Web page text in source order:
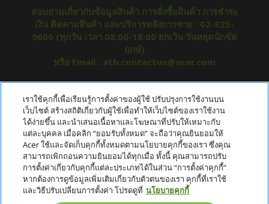
สอบถามเกี่ยวกับข้อมูลสินค้า การสั่งซื้อสินค้า การชำระ
เงิน ติดตามสินค้า และบริการหลังการขาย : 02-825-
9600 (ทุกวัน เวลา 08:00-18:00 ยกเว้น วันหยุดนักขัต
ฤกษ์)
หรือ Email : ath.contactus@acer.com
เกี่ยวกับ ACER h
i
d
d
e
n
บริการลูกค้าh
i
d
d
e
n
ข้อกำหนดh
i
d
d
e
บัญชี h
i
d
หนังสือรับรองh
เราใช้คุกกี้เพื่อเรียนรู้การตั้งค่าของผู้ใช้ ปรับปรุงการใช้งานบน
เว็บไซต์ สร้างสถิติเกี่ยวกับผู้ใช้เพื่อทำให้เว็บไซต์ของเราใช้งาน
ได้ง่ายขึ้น และนำเสนอเนื้อหาและโฆษณาที่ปรับให้เหมาะกับ
แต่ละบุคคล เมื่อคลิก “ยอมรับทั้งหมด” จะถือว่าคุณยินยอมให้
Acer ใช้และจัดเก็บคุกกี้ทั้งหมดตามนโยบายคุกกี้ของเรา ซึ่งคุณ
สามารถเพิกถอนความยินยอมได้ทุกเมื่อ ทั้งนี้ คุณสามารถปรับ
การตั้งค่าเกี่ยวกับคุกกี้แต่ละประเภทได้ในส่วน “การตั้งค่าคุกกี้”
หากต้องการดูข้อมูลเพิ่มเติมเกี่ยวกับตัวตนของเรา คุกกี้ที่เราใช้
และวิธีปรับเปลี่ยนการตั้งค่า โปรดดูที่ นโยบายคุกกี้